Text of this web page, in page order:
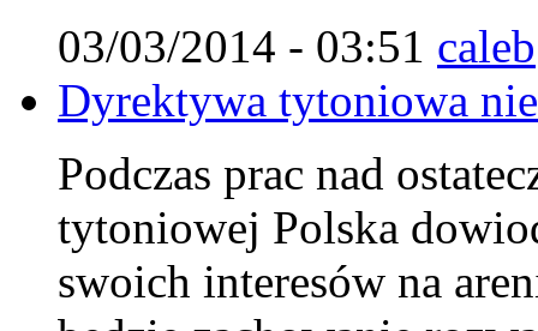
03/03/2014 - 03:51 caleb
Dyrektywa tytoniowa nie
Podczas prac nad
tytoniowej Polska
swoich interesów na